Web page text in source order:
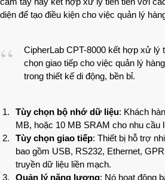
diện để tạo điều kiện cho việc quản lý
CipherLab CPT-8000 kết hợp xử lý
chọn giao tiếp cho việc quản lý
trong thiết kế di động, bền bỉ.
Tùy chọn bộ nhớ dữ liệu: Khách
MB, hoặc 10 MB SRAM cho nhu cầu
Tùy chọn giao tiếp: Thiết bị hỗ trợ
bao gồm USB, RS232, Ethernet,
truyền dữ liệu liền mạch.
Quản lý năng lượng: Nó hoạt động